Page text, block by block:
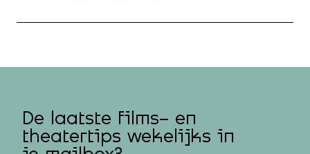
De laatste films- en
theatertips wekelijks in